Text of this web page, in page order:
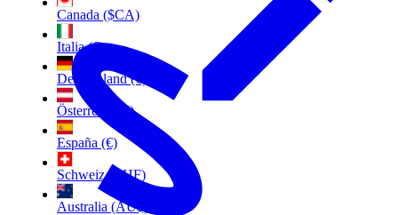
Canada ($CA)
Italia (€)
Deutschland (€)
Österreich (€)
España (€)
Schweiz (CHF)
Australia (AU$)